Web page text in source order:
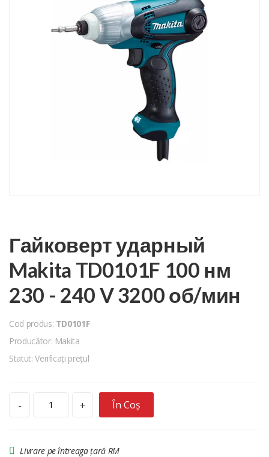
Гайковерт ударный
Makita TD0101F 100 нм
230 - 240 V 3200 об/мин
Cod produs: TD0101F
Producător: Makita
Statut: Verificați prețul
- + În Coș
Livrare pe întreaga țară RM